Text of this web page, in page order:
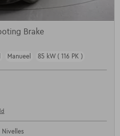
Brake
Manueel 85 kW ( 116 PK )
Nivelles